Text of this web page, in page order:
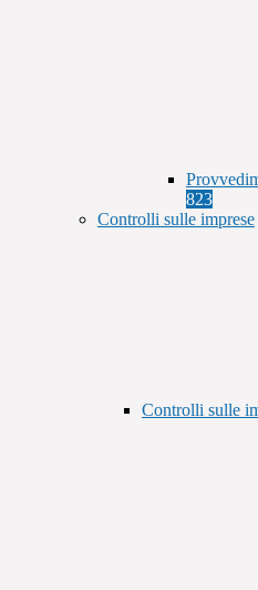
823
Controlli sulle imprese
Controlli sulle